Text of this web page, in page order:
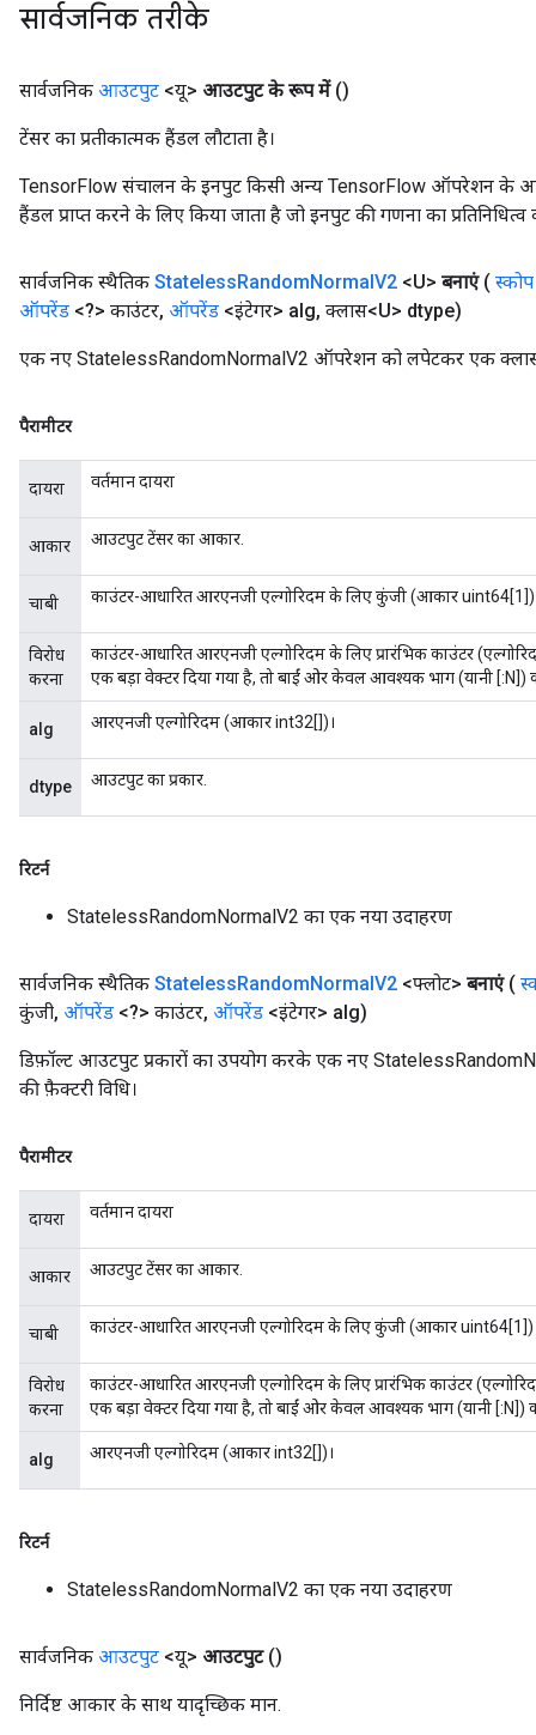
सार्वजनिक तरीके
सार्वजनिक आउटपुट <यू> आउटपुट के रूप में ()
टेंसर का प्रतीकात्मक हैंडल लौटाता है।
TensorFlow संचालन के इनपुट किसी अन्य TensorFlow ऑपरेशन के
हैंडल प्राप्त करने के लिए किया जाता है जो इनपुट की गणना का प्रतिनिधित्व
सार्वजनिक स्थैतिक StatelessRandomNormalV2 <U> बनाएं ( स्कोप
ऑपरेंड <?> काउंटर, ऑपरेंड <इंटेगर> alg, क्लास<U> dtype)
एक नए StatelessRandomNormalV2 ऑपरेशन को लपेटकर एक क्लास
पैरामीटर
दायरा वर्तमान दायरा
आकार आउटपुट टेंसर का आकार.
चाबी काउंटर-आधारित आरएनजी एल्गोरिदम के लिए कुंजी (आकार
विरोध
करना
काउंटर-आधारित आरएनजी एल्गोरिदम के लिए प्रारंभिक काउंटर
एक बड़ा वेक्टर दिया गया है, तो बाईं ओर केवल आवश्यक भाग (यानी [:N])
alg आरएनजी एल्गोरिदम (आकार int32[])।
dtype आउटपुट का प्रकार.
रिटर्न
StatelessRandomNormalV2 का एक नया उदाहरण
सार्वजनिक स्थैतिक StatelessRandomNormalV2 <फ्लोट> बनाएं (
कुंजी, ऑपरेंड <?> काउंटर, ऑपरेंड <इंटेगर> alg)
डिफ़ॉल्ट आउटपुट प्रकारों का उपयोग करके एक नए
की फ़ैक्टरी विधि।
पैरामीटर
दायरा वर्तमान दायरा
आकार आउटपुट टेंसर का आकार.
चाबी काउंटर-आधारित आरएनजी एल्गोरिदम के लिए कुंजी (आकार
विरोध
करना
काउंटर-आधारित आरएनजी एल्गोरिदम के लिए प्रारंभिक काउंटर
एक बड़ा वेक्टर दिया गया है, तो बाईं ओर केवल आवश्यक भाग (यानी [:N])
alg आरएनजी एल्गोरिदम (आकार int32[])।
रिटर्न
StatelessRandomNormalV2 का एक नया उदाहरण
सार्वजनिक आउटपुट <यू> आउटपुट ()
निर्दिष्ट आकार के साथ यादृच्छिक मान.